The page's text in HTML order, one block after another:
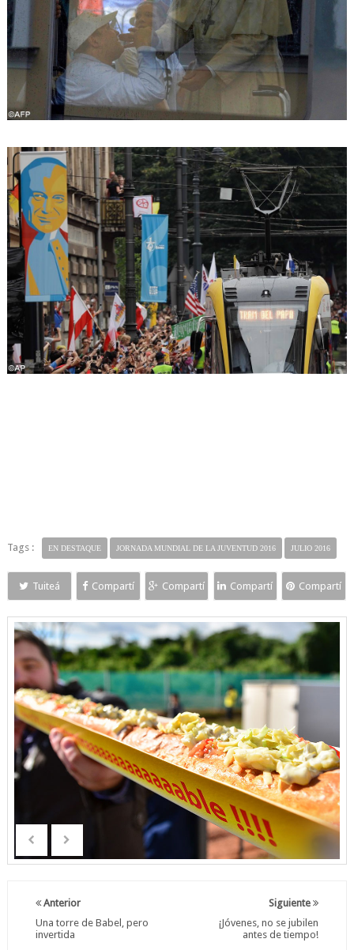
Tags : EN DESTAQUE JORNADA MUNDIAL DE LA JUVENTUD 2016 JULIO 2016
Tuiteá Compartí Compartí Compartí Compartí
Siguiente
¡Jóvenes, no se jubilen
antes de tiempo!
Anterior
Una torre de Babel, pero
invertida